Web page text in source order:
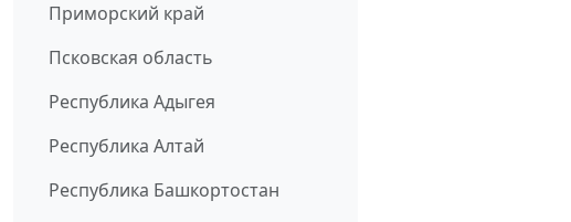
Приморский край
Псковская область
Республика Адыгея
Республика Алтай
Республика Башкортостан